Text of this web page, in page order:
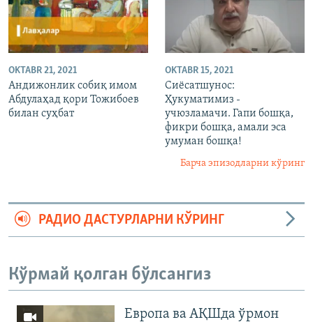
OKTABR 21, 2021
Андижонлик собиқ имом
Абдулаҳад қори Тожибоев
билан суҳбат
OKTABR 15, 2021
Сиёсатшунос:
Ҳукуматимиз -
учюзламачи. Гапи бошқа,
фикри бошқа, амали эса
умуман бошқа!
Барча эпизодларни кўринг
РАДИО ДАСТУРЛАРНИ КЎРИНГ
Кўрмай қолган бўлсангиз
Европа ва АҚШда ўрмон